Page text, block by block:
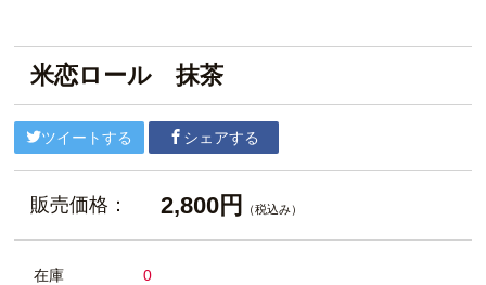
米恋ロール 抹茶
ツイートする シェアする
販売価格： 2,800円 （税込み）
在庫 0